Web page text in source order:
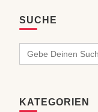
SUCHE
Search
for:
KATEGORIEN